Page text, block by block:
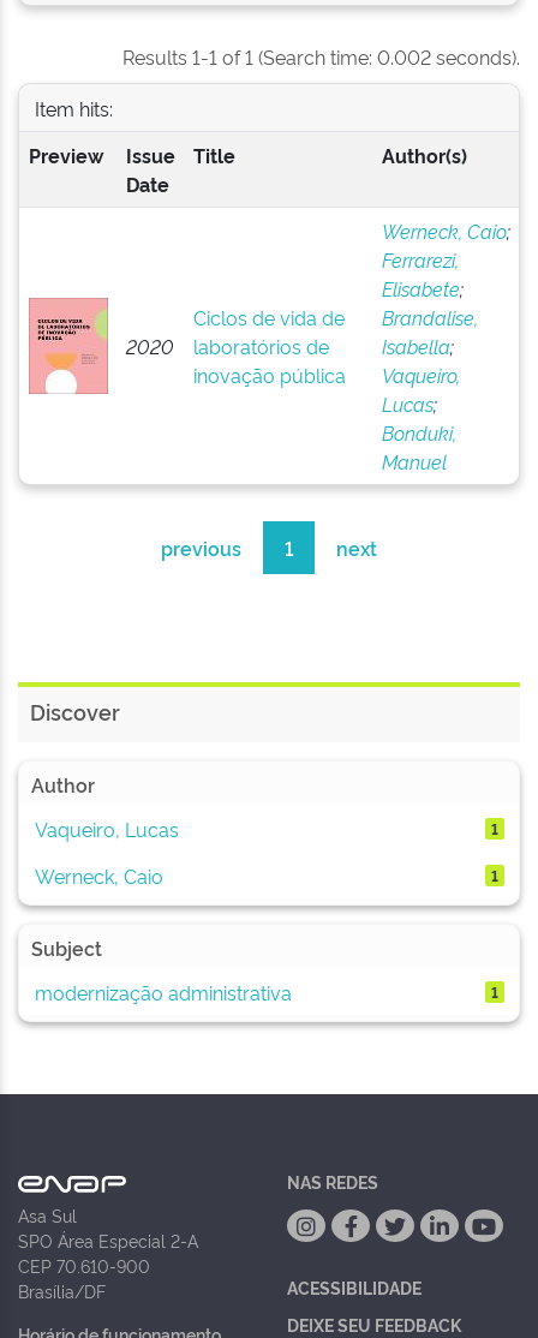
Results 1-1 of 1 (Search time: 0.002 seconds).
Item hits:
Preview
Issue
Date
Title Author(s)
2020
Ciclos de vida de
laboratórios de
inovação pública
Werneck, Caio;
Ferrarezi,
Elisabete;
Brandalise,
Isabella;
Vaqueiro,
Lucas;
Bonduki,
Manuel
previous 1 next
Discover
Author
Vaqueiro, Lucas
1
Werneck, Caio 1
Subject
modernização administrativa
1
Asa Sul
SPO Área Especial 2-A
CEP 70.610-900
Brasília/DF
NAS REDES
ACESSIBILIDADE
DEIXE SEU FEEDBACK